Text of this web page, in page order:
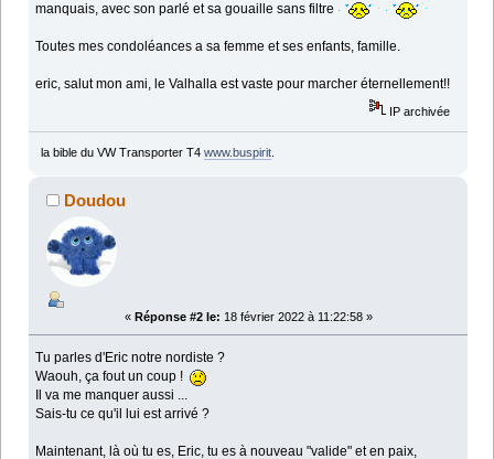
manquais, avec son parlé et sa gouaille sans filtre
Toutes mes condoléances a sa femme et ses enfants, famille.
eric, salut mon ami, le Valhalla est vaste pour marcher éternellement!!
IP archivée
la bible du VW Transporter T4 www.buspirit.
Doudou
« Réponse #2 le: 18 février 2022 à 11:22:58 »
Tu parles d'Eric notre nordiste ?
Waouh, ça fout un coup !
Il va me manquer aussi ...
Sais-tu ce qu'il lui est arrivé ?
Maintenant, là où tu es, Eric, tu es à nouveau "valide" et en paix,